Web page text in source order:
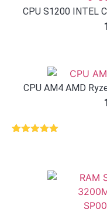
CPU S1200 INTEL
CPU AM4 AMD